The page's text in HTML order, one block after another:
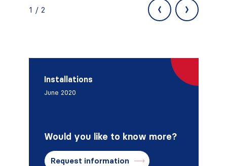
1 / 2 ‹ ›
Installations
June 2020
Would you like to know more?
Request information